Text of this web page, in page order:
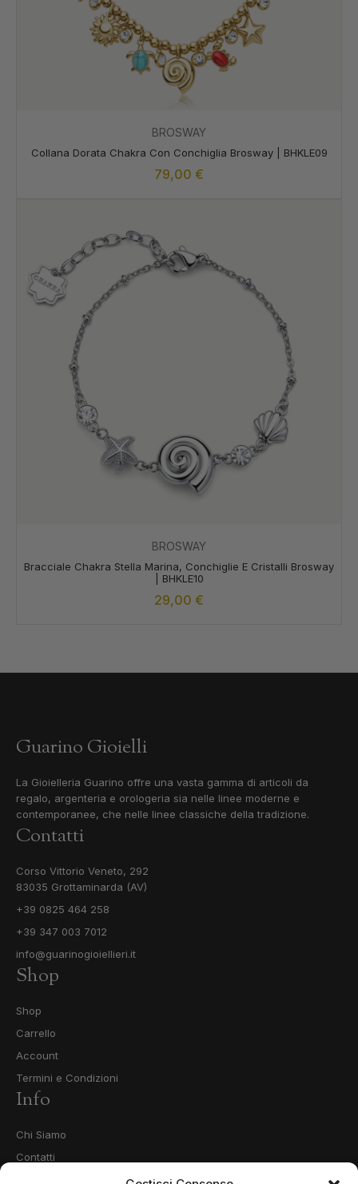
BROSWAY
Collana Dorata Chakra Con Conchiglia Brosway | BHKLE09
79,00 €
BROSWAY
Bracciale Chakra Stella Marina, Conchiglie E Cristalli Brosway
| BHKLE10
29,00 €
Guarino Gioielli
La Gioielleria Guarino offre una vasta gamma di articoli da
regalo, argenteria e orologeria sia nelle linee moderne e
contemporanee, che nelle linee classiche della tradizione.
Contatti
Corso Vittorio Veneto, 292
83035 Grottaminarda (AV)
+39 0825 464 258
+39 347 003 7012
info@guarinogioiellieri.it
Shop
Shop
Carrello
Account
Termini e Condizioni
Info
Chi Siamo
Contatti